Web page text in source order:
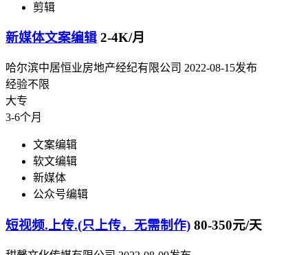
剪辑
新媒体文案编辑 2-4K/月
哈尔滨中居恒业房地产经纪有限公司 2022-08-15发布
经验不限
大专
3-6个月
文案编辑
软文编辑
新媒体
公众号编辑
短视频.上传.(只上传，无需制作) 80-350元/天